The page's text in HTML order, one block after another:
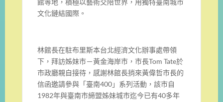
館等地，積極以藝術交陪世界，用獨特臺南城市
文化鏈結國際。
林館長在駐布里斯本台北經濟文化辦事處帶領
下，拜訪姊妹市－黃金海岸市，市長Tom Tate於
市政廳親自接待，感謝林館長捎來黃偉哲市長的
信函邀請參與「臺南400」系列活動，該市自
1982年與臺南市締盟姊妹城市迄今已有40多年